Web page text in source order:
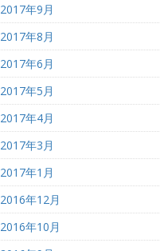
2017年9月
2017年8月
2017年6月
2017年5月
2017年4月
2017年3月
2017年1月
2016年12月
2016年10月